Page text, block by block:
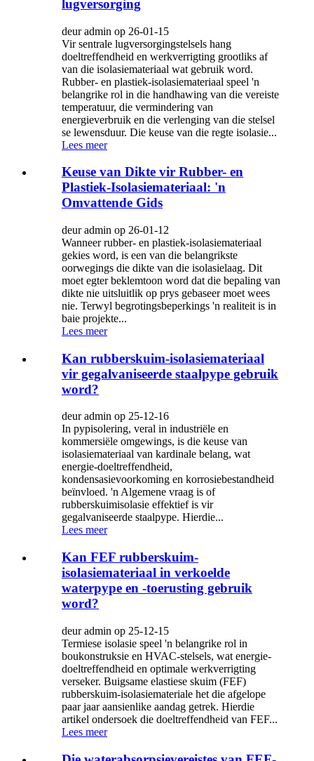
lugversorging
deur admin op 26-01-15
Vir sentrale lugversorgingstelsels hang
doeltreffendheid en werkverrigting grootliks af
van die isolasiemateriaal wat gebruik word.
Rubber- en plastiek-isolasiemateriaal speel 'n
belangrike rol in die handhawing van die vereiste
temperatuur, die vermindering van
energieverbruik en die verlenging van die stelsel
se lewensduur. Die keuse van die regte isolasie...
Lees meer
Keuse van Dikte vir Rubber- en
Plastiek-Isolasiemateriaal: 'n
Omvattende Gids
deur admin op 26-01-12
Wanneer rubber- en plastiek-isolasiemateriaal
gekies word, is een van die belangrikste
oorwegings die dikte van die isolasielaag. Dit
moet egter beklemtoon word dat die bepaling van
dikte nie uitsluitlik op prys gebaseer moet wees
nie. Terwyl begrotingsbeperkings 'n realiteit is in
baie projekte...
Lees meer
Kan rubberskuim-isolasiemateriaal
vir gegalvaniseerde staalpype gebruik
word?
deur admin op 25-12-16
In pypisolering, veral in industriële en
kommersiële omgewings, is die keuse van
isolasiemateriaal van kardinale belang, wat
energie-doeltreffendheid,
kondensasievoorkoming en korrosiebestandheid
beïnvloed. 'n Algemene vraag is of
rubberskuimisolasie effektief is vir
gegalvaniseerde staalpype. Hierdie...
Lees meer
Kan FEF rubberskuim-
isolasiemateriaal in verkoelde
waterpype en -toerusting gebruik
word?
deur admin op 25-12-15
Termiese isolasie speel 'n belangrike rol in
boukonstruksie en HVAC-stelsels, wat energie-
doeltreffendheid en optimale werkverrigting
verseker. Buigsame elastiese skuim (FEF)
rubberskuim-isolasiemateriale het die afgelope
paar jaar aansienlike aandag getrek. Hierdie
artikel ondersoek die doeltreffendheid van FEF...
Lees meer